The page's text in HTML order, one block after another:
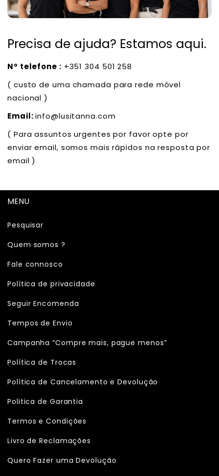
Precisa de ajuda? Estamos aqui.
Nº telefone : +351 304 501 258
( custo de uma chamada para rede móvel
nacional )
Email:info@lusitanna.com
( Para assuntos urgentes por favor opte por
enviar email, somos mais rápidos na resposta por
email )
MENU
Pesquisar
Quem somos ?
Fale connosco
Política de privacidade
Seguir Encomenda
Tempos de Envio
Campanha “Compre mais, pague menos”
Política de Trocas
Política de Cancelamento e Devolução
Politica de Garantia
Termos e Condições
Livro de Reclamações
Quero Fazer uma Devolução